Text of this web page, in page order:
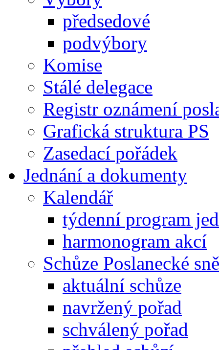
předsedové
podvýbory
Komise
Stálé delegace
Registr oznámení
Grafická struktura PS
Zasedací pořádek
Jednání a dokumenty
Kalendář
týdenní program
harmonogram akcí
Schůze Poslanecké
aktuální schůze
navržený pořad
schválený pořad